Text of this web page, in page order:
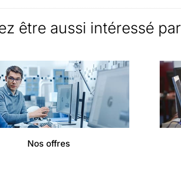
être aussi intéressé par
Nos offres